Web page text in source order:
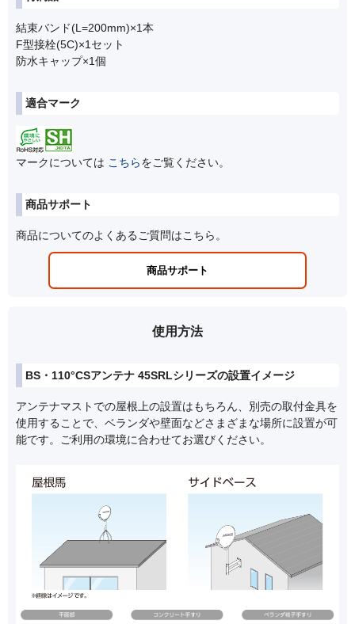
結束バンド(L=200mm)×1本
F型接栓(5C)×1セット
防水キャップ×1個
適合マーク
マークについては こちらをご覧ください。
商品サポート
商品についてのよくあるご質問はこちら。
商品サポート
使用方法
BS・110°CSアンテナ 45SRLシリーズの設置イメージ
アンテナマストでの屋根上の設置はもちろん、別売の取付金具を
使用することで、ベランダや壁面などさまざまな場所に設置が可
能です。ご利用の環境に合わせてお選びください。